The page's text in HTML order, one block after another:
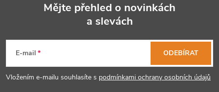
p
Mějte přehled o novinkách
a slevách
E-mail
Vložením e-mailu souhlasíte s podmínkami ochrany osobních údajů
ODEBÍRAT